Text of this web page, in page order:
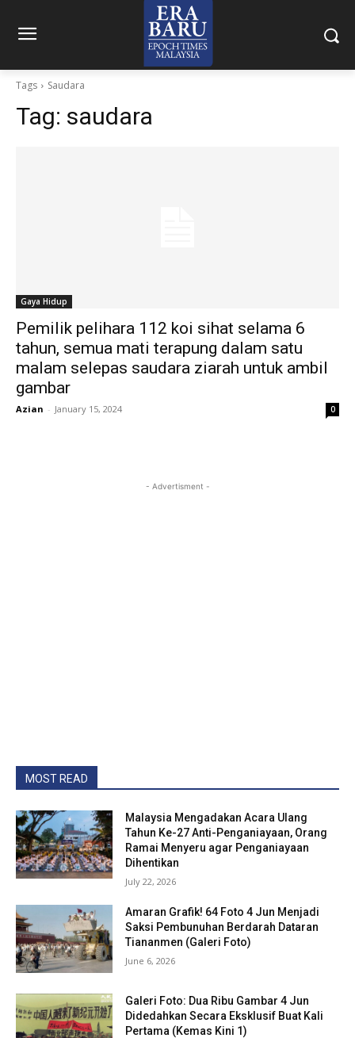
Tags Saudara
Tag: saudara
Gaya Hidup
Pemilik pelihara 112 koi sihat selama 6
tahun, semua mati terapung dalam satu
malam selepas saudara ziarah untuk ambil
gambar
Azian - January 15, 2024 0
- Advertisment -
MOST READ
Malaysia Mengadakan Acara Ulang
Tahun Ke-27 Anti-Penganiayaan, Orang
Ramai Menyeru agar Penganiayaan
Dihentikan
July 22, 2026
Amaran Grafik! 64 Foto 4 Jun Menjadi
Saksi Pembunuhan Berdarah Dataran
Tiananmen (Galeri Foto)
June 6, 2026
Galeri Foto: Dua Ribu Gambar 4 Jun
Didedahkan Secara Eksklusif Buat Kali
Pertama (Kemas Kini 1)